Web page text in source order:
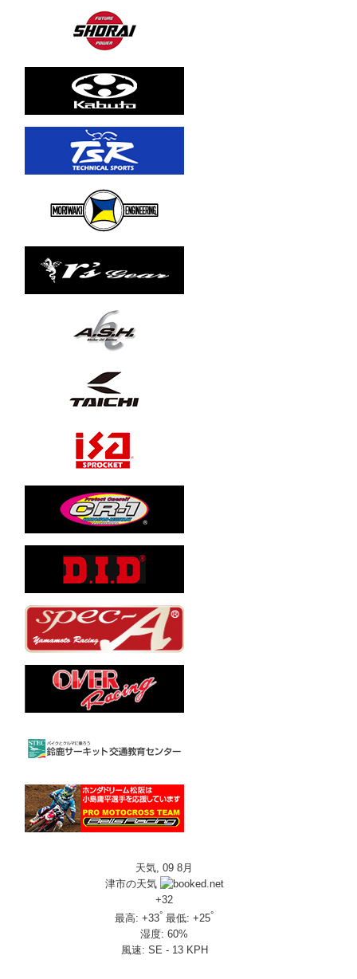
天気, 09 8月
津市の天気
+32
最高:+33° 最低:+25°
湿度:60%
風速: SE - 13 KPH